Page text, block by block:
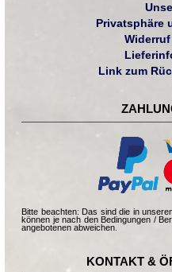
Privatsphäre
Link zum
Bitte beachten: Das sind die in
können je nach den Bedingungen /
angebotenen abweichen.
KONTAKT &